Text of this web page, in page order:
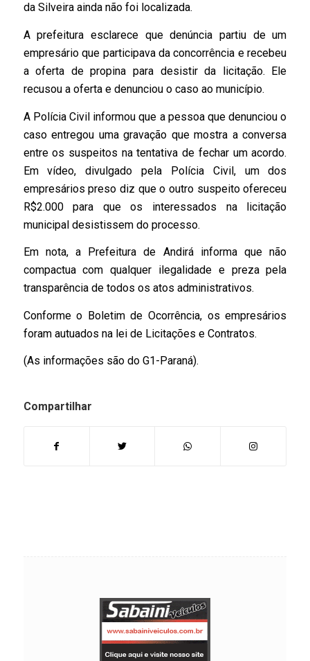
da Silveira ainda não foi localizada.
A prefeitura esclarece que denúncia partiu de um
empresário que participava da concorrência e recebeu
a oferta de propina para desistir da licitação. Ele
recusou a oferta e denunciou o caso ao município.
A Polícia Civil informou que a pessoa que denunciou o
caso entregou uma gravação que mostra a conversa
entre os suspeitos na tentativa de fechar um acordo.
Em vídeo, divulgado pela Polícia Civil, um dos
empresários preso diz que o outro suspeito ofereceu
R$2.000 para que os interessados na licitação
municipal desistissem do processo.
Em nota, a Prefeitura de Andirá informa que não
compactua com qualquer ilegalidade e preza pela
transparência de todos os atos administrativos.
Conforme o Boletim de Ocorrência, os empresários
foram autuados na lei de Licitações e Contratos.
(As informações são do G1-Paraná).
Compartilhar